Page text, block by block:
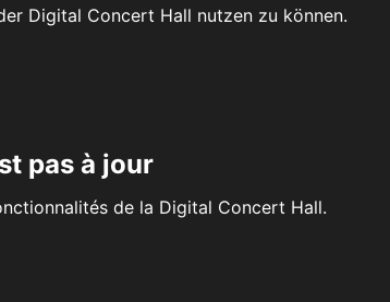
Digital Concert Hall nutzen zu können.
pas à jour
de la Digital Concert Hall.